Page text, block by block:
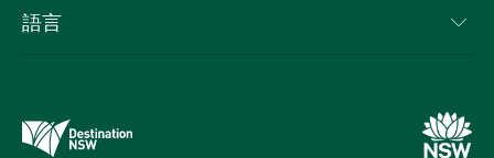
活動
新南威爾斯的商業
新南威爾士州旅遊局（Destination NSW）媒體中心
語言